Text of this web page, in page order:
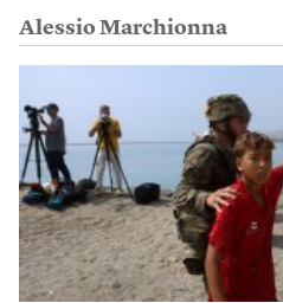
Alessio Marchionna